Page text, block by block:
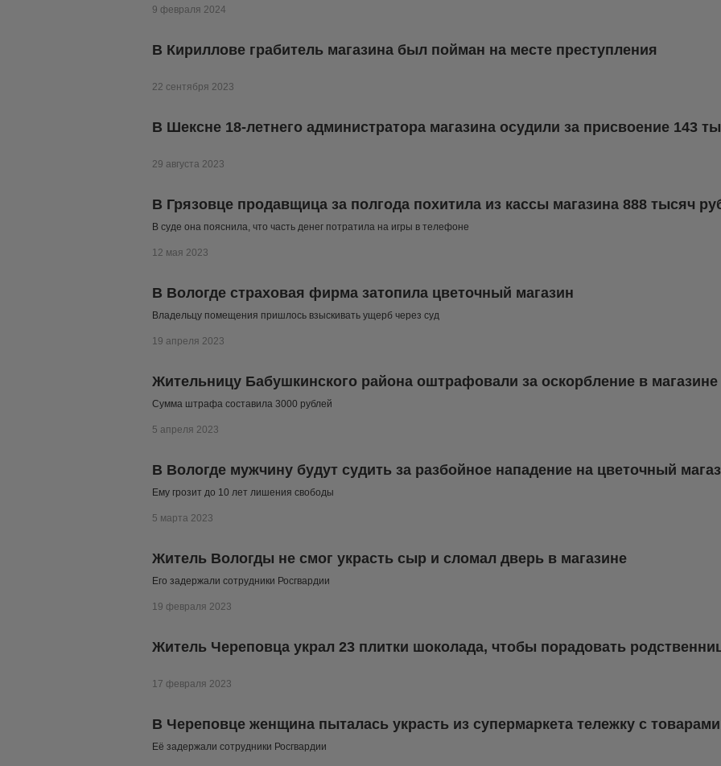
9 февраля 2024
В Кириллове грабитель магазина был пойман на месте преступления
22 сентября 2023
В Шексне 18-летнего администратора магазина осудили за присвоение 143
29 августа 2023
В Грязовце продавщица за полгода похитила из кассы магазина 888 тысяч
В суде она пояснила, что часть денег потратила на игры в телефоне
12 мая 2023
В Вологде страховая фирма затопила цветочный магазин
Владельцу помещения пришлось взыскивать ущерб через суд
19 апреля 2023
Жительницу Бабушкинского района оштрафовали за оскорбление в магазине
Сумма штрафа составила 3000 рублей
5 апреля 2023
В Вологде мужчину будут судить за разбойное нападение на цветочный
Ему грозит до 10 лет лишения свободы
5 марта 2023
Житель Вологды не смог украсть сыр и сломал дверь в магазине
Его задержали сотрудники Росгвардии
19 февраля 2023
Житель Череповца украл 23 плитки шоколада, чтобы порадовать
17 февраля 2023
В Череповце женщина пыталась украсть из супермаркета тележку с
Её задержали сотрудники Росгвардии